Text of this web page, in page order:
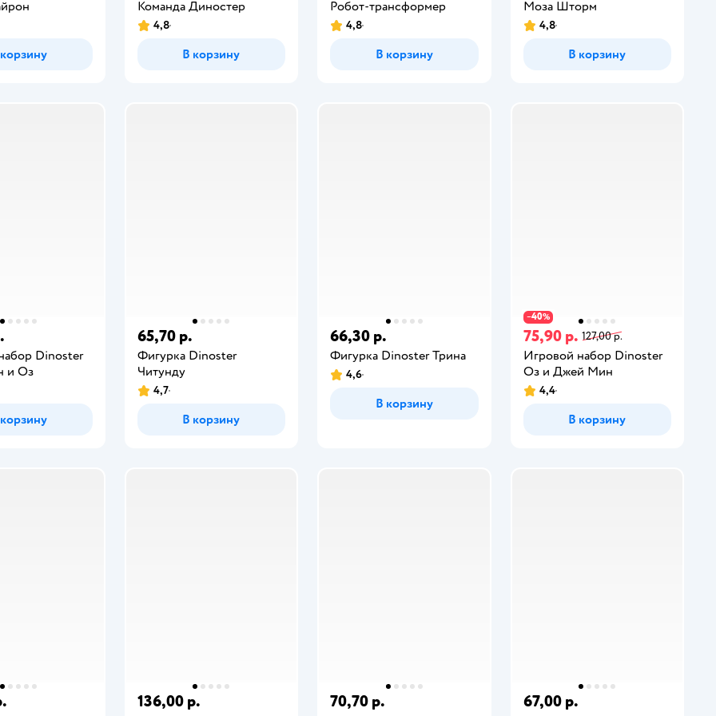
Команда Диностер
4,8
В корзину
Робот-трансформер
4,8
В корзину
Моза Шторм
4,8
В корзину
Dinoster
и Оз
65,70 р.
Фигурка Dinoster
Читунду
4,7
В корзину
66,30 р.
Фигурка Dinoster Трина
4,6
В корзину
−40%
75,90 р. 127,00 р.
Игровой набор Dinoster
Оз и Джей Мин
4,4
В корзину
136,00 р. 70,70 р. 67,00 р.